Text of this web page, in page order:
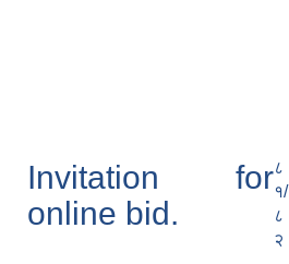
Invitation for
online bid.
८
१/
८
२